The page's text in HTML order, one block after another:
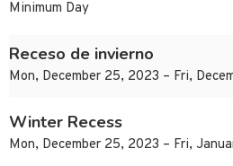
Minimum Day
Receso de invierno
Mon, December 25, 2023 – Fri,
Winter Recess
Mon, December 25, 2023 – Fri,